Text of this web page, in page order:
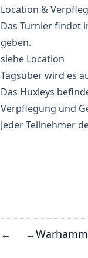
Location &
Das Turnier findet
geben.
siehe Location
Tagsüber wird es
Das Huxleys
Verpflegung und
Jeder Teilnehmer
← →